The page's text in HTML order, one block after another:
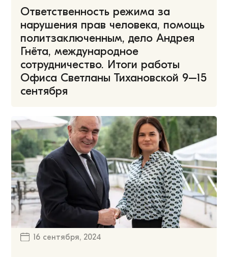
Ответственность режима за
нарушения прав человека, помощь
политзаключенным, дело Андрея
Гнёта, международное
сотрудничество. Итоги работы
Офиса Светланы Тихановской 9–15
сентября
16 сентября, 2024